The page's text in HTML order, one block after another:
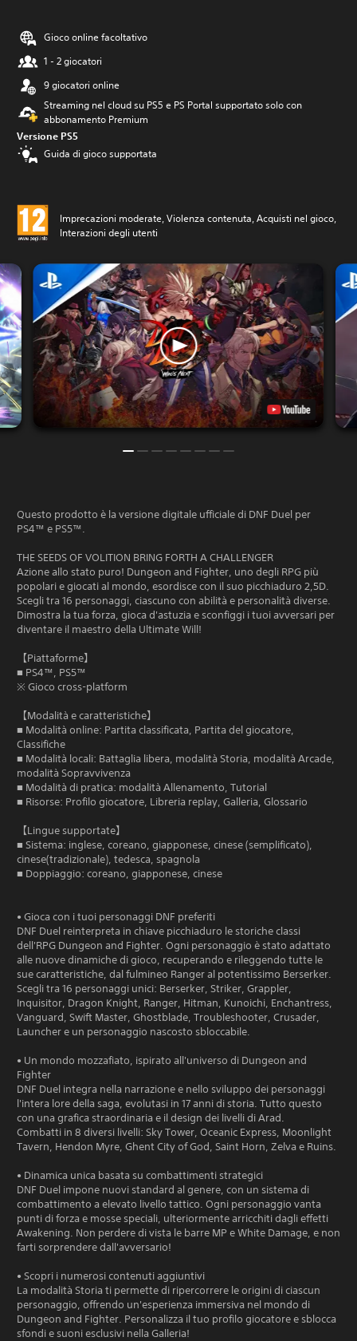
Gioco online facoltativo
1 - 2 giocatori
9 giocatori online
Streaming nel cloud su PS5 e PS Portal supportato solo con
abbonamento Premium
Versione PS5
Guida di gioco supportata
Imprecazioni moderate, Violenza contenuta, Acquisti nel gioco,
Interazioni degli utenti
Questo prodotto è la versione digitale ufficiale di DNF Duel per
PS4™ e PS5™.
THE SEEDS OF VOLITION BRING FORTH A CHALLENGER
Azione allo stato puro! Dungeon and Fighter, uno degli RPG più
popolari e giocati al mondo, esordisce con il suo picchiaduro 2,5D.
Scegli tra 16 personaggi, ciascuno con abilità e personalità diverse.
Dimostra la tua forza, gioca d'astuzia e sconfiggi i tuoi avversari per
diventare il maestro della Ultimate Will!
【Piattaforme】
■ PS4™, PS5™
※ Gioco cross-platform
【Modalità e caratteristiche】
■ Modalità online: Partita classificata, Partita del giocatore,
Classifiche
■ Modalità locali: Battaglia libera, modalità Storia, modalità Arcade,
modalità Sopravvivenza
■ Modalità di pratica: modalità Allenamento, Tutorial
■ Risorse: Profilo giocatore, Libreria replay, Galleria, Glossario
【Lingue supportate】
■ Sistema: inglese, coreano, giapponese, cinese (semplificato),
cinese(tradizionale), tedesca, spagnola
■ Doppiaggio: coreano, giapponese, cinese
• Gioca con i tuoi personaggi DNF preferiti
DNF Duel reinterpreta in chiave picchiaduro le storiche classi
dell'RPG Dungeon and Fighter. Ogni personaggio è stato adattato
alle nuove dinamiche di gioco, recuperando e rileggendo tutte le
sue caratteristiche, dal fulmineo Ranger al potentissimo Berserker.
Scegli tra 16 personaggi unici: Berserker, Striker, Grappler,
Inquisitor, Dragon Knight, Ranger, Hitman, Kunoichi, Enchantress,
Vanguard, Swift Master, Ghostblade, Troubleshooter, Crusader,
Launcher e un personaggio nascosto sbloccabile.
• Un mondo mozzafiato, ispirato all'universo di Dungeon and
Fighter
DNF Duel integra nella narrazione e nello sviluppo dei personaggi
l'intera lore della saga, evolutasi in 17 anni di storia. Tutto questo
con una grafica straordinaria e il design dei livelli di Arad.
Combatti in 8 diversi livelli: Sky Tower, Oceanic Express, Moonlight
Tavern, Hendon Myre, Ghent City of God, Saint Horn, Zelva e Ruins.
• Dinamica unica basata su combattimenti strategici
DNF Duel impone nuovi standard al genere, con un sistema di
combattimento a elevato livello tattico. Ogni personaggio vanta
punti di forza e mosse speciali, ulteriormente arricchiti dagli effetti
Awakening. Non perdere di vista le barre MP e White Damage, e non
farti sorprendere dall'avversario!
• Scopri i numerosi contenuti aggiuntivi
La modalità Storia ti permette di ripercorrere le origini di ciascun
personaggio, offrendo un'esperienza immersiva nel mondo di
Dungeon and Fighter. Personalizza il tuo profilo giocatore e sblocca
sfondi e suoni esclusivi nella Galleria!